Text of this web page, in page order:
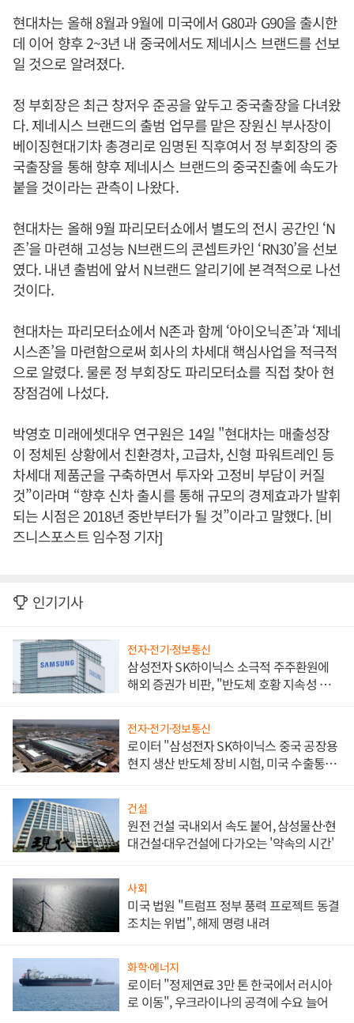
현대차는 올해 8월과 9월에 미국에서 G80과 G90을 출시한
데 이어 향후 2~3년 내 중국에서도 제네시스 브랜드를 선보
일 것으로 알려졌다.
정 부회장은 최근 창저우 준공을 앞두고 중국출장을 다녀왔
다. 제네시스 브랜드의 출범 업무를 맡은 장원신 부사장이
베이징현대기차 총경리로 임명된 직후여서 정 부회장의 중
국출장을 통해 향후 제네시스 브랜드의 중국진출에 속도가
붙을 것이라는 관측이 나왔다.
현대차는 올해 9월 파리모터쇼에서 별도의 전시 공간인 ‘N
존’을 마련해 고성능 N브랜드의 콘셉트카인 ‘RN30’을 선보
였다. 내년 출범에 앞서 N브랜드 알리기에 본격적으로 나선
것이다.
현대차는 파리모터쇼에서 N존과 함께 ‘아이오닉존’과 ‘제네
시스존’을 마련함으로써 회사의 차세대 핵심사업을 적극적
으로 알렸다. 물론 정 부회장도 파리모터쇼를 직접 찾아 현
장점검에 나섰다.
박영호 미래에셋대우 연구원은 14일 "현대차는 매출성장
이 정체된 상황에서 친환경차, 고급차, 신형 파워트레인 등
차세대 제품군을 구축하면서 투자와 고정비 부담이 커질
것”이라며 “향후 신차 출시를 통해 규모의 경제효과가 발휘
되는 시점은 2018년 중반부터가 될 것”이라고 말했다. [비
즈니스포스트 임수정 기자]
인기기사
전자·전기·정보통신
삼성전자 SK하이닉스 소극적 주주환원에
해외 증권가 비판, "반도체 호황 지속성 의
전자·전기·정보통신
로이터 "삼성전자 SK하이닉스 중국 공장용
현지 생산 반도체 장비 시험, 미국 수출통제
건설
원전 건설 국내외서 속도 붙어, 삼성물산·현
대건설·대우건설에 다가오는 '약속의 시간'
사회
미국 법원 "트럼프 정부 풍력 프로젝트 동결
조치는 위법", 해제 명령 내려
화학·에너지
로이터 "정제연료 3만 톤 한국에서 러시아
로 이동", 우크라이나의 공격에 수요 늘어